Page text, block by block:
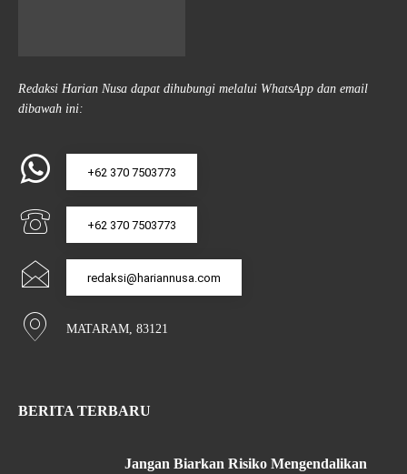
Redaksi Harian Nusa dapat dihubungi melalui WhatsApp dan email
dibawah ini:
+62 370 7503773
+62 370 7503773
redaksi@hariannusa.com
MATARAM, 83121
BERITA TERBARU
Jangan Biarkan Risiko Mengendalikan